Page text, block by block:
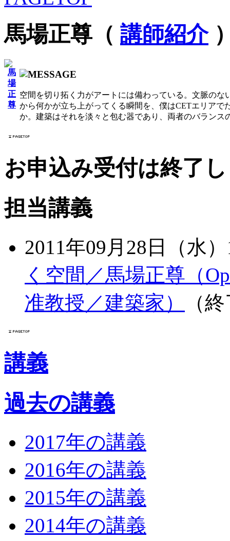
馬場正尊（ 講師紹介
空間を切り拓く力がアートには備わっている。文脈の
から何かが立ち上がってくる瞬間を、僕はCETエリア
か。建築はそれを淡々と包む器であり、両者のバランス
お申込み受付は終了
担当講義
2011年09月28日（水
く空間／馬場正尊（
准教授／建築家）
（
講義
過去の講義
2017年の講義
2016年の講義
2015年の講義
2014年の講義